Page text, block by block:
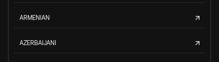
ARMENIAN
AZERBAIJANI